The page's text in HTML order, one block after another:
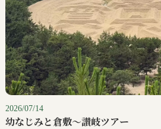
2026/07/14
幼なじみと倉敷〜讃岐ツアー